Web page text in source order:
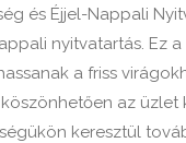
és Éjjel-Nappali
nyitvatartás. Ez
a friss
az
keresztül